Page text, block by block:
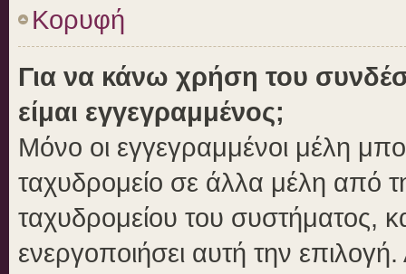
Κορυφή
Για να κάνω χρήση του
είμαι εγγεγραμμένος;
Μόνο οι εγγεγραμμένοι μέλη
ταχυδρομείο σε άλλα μέλη από
ταχυδρομείου του συστήματος,
ενεργοποιήσει αυτή την